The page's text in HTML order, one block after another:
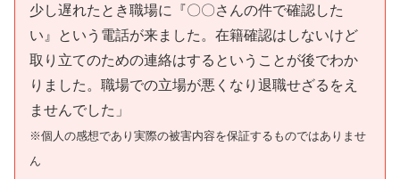
少し遅れたとき職場に『〇〇さんの件で確認した
い』という電話が来ました。在籍確認はしないけど
取り立てのための連絡はするということが後でわか
りました。職場での立場が悪くなり退職せざるをえ
ませんでした」
※個人の感想であり実際の被害内容を保証するものではありませ
ん